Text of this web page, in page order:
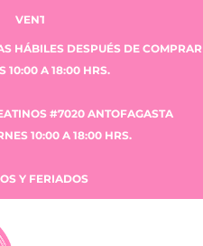
CLAUDIA TOBAR E.I.R.L.
HÁBILES DESPUÉS DE COMPRAR
10:00 A 18:00 HRS.
#7020 ANTOFAGASTA
10:00 A 18:00 HRS.
Y FERIADOS